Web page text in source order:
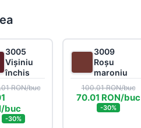
3005
Vișiniu
închis
RON/buc
buc
-30%
3009
Roșu
maroniu
100.01 RON/buc
70.01 RON/buc
-30%